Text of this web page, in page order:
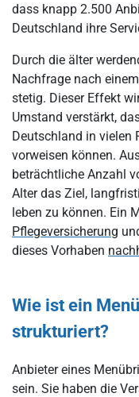
dass knapp 2.500
Deutschland ihre
Durch die älter
Nachfrage nach
stetig. Dieser Effekt
Umstand verstärkt,
Deutschland in vielen
vorweisen können.
beträchtliche Anzahl
Alter das Ziel,
leben zu können. Ein
Pflegeversicherung
dieses Vorhaben
Wie ist ein
strukturiert?
Anbieter eines
sein. Sie haben die